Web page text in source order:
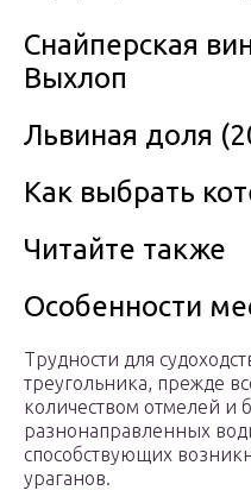
Снайперская
Выхлоп
Львиная доля
Как выбрать
Читайте также
Особенности
Трудности для
треугольника, прежде
количеством отмелей и
разнонаправленных
способствующих
ураганов.